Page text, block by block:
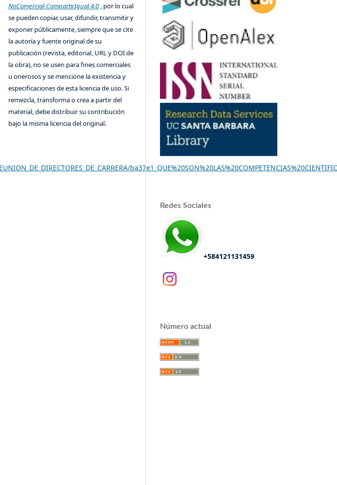
NoComercial-CompartirIgual 4.0 , por lo cual
se pueden copiar, usar, difundir, transmitir y
exponer públicamente, siempre que se cite
la autoría y fuente original de su
publicación (revista, editorial, URL y DOI de
la obra), no se usen para fines comerciales
u onerosos y se mencione la existencia y
especificaciones de esta licencia de uso. Si
remezcla, transforma o crea a partir del
material, debe distribuir su contribución
bajo la misma licencia del original.
Redes Sociales
+584121131459
Número actual